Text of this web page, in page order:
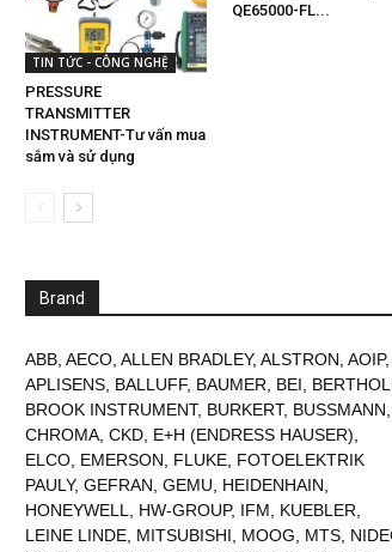
TIN TỨC - CÔNG NGHỆ
PRESSURE
TRANSMITTER
INSTRUMENT-Tư vấn mua
sắm và sử dụng
QE65000-FL...
Brand
ABB, AECO, ALLEN BRADLEY, ALSTRON, AOIP,
APLISENS, BALLUFF, BAUMER, BEI,
BROOK INSTRUMENT, BURKERT, BUSSMANN,
CHROMA, CKD, E+H (ENDRESS HAUSER),
ELCO, EMERSON, FLUKE, FOTOELEKTRIK
PAULY, GEFRAN, GEMU, HEIDENHAIN,
HONEYWELL, HW-GROUP, IFM, KUEBLER,
LEINE LINDE, MITSUBISHI, MOOG, MTS,